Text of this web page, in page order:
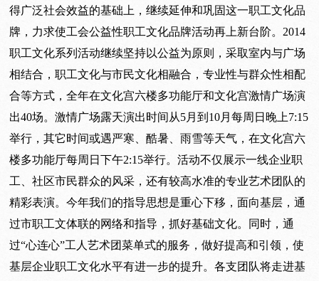
得广泛社会效益的基础上，继续延伸和巩固这一职工文化品
牌，力求使工会公益性职工文化品牌活动再上新台阶。2014
职工文化系列活动继续坚持以公益为原则，采取室内与广场
相结合，职工文化与市民文化相融合，专业性与群众性相配
合等方式，全年在文化宫六楼多功能厅和文化宫激情广场演
出40场。激情广场露天演出时间从5月到10月每周日晚上7:15
举行，其它时间或遇严寒、酷暑、雨雪等天气，在文化宫六
楼多功能厅每周日下午2:15举行。活动不仅展示一线企业职
工、社区市民群众的风采，还有较高水准的专业艺术团队的
精彩表演。今年我们的指导思想是重心下移，面向基层，通
过市职工文体联的网络和指导，抓好基础文化。同时，通
过“心连心”工人艺术团菜单式的服务，做好提高和引领，使
基层企业职工文化水平有进一步的提升。各支团队将走进基